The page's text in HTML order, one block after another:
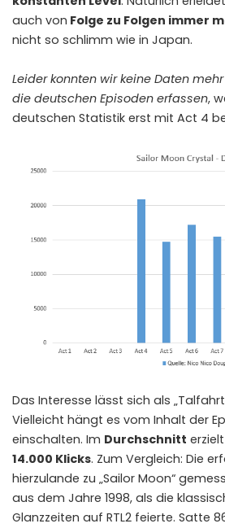
auch von Folge zu Folgen immer
nicht so schlimm wie in Japan.
Leider konnten wir keine Daten mehr
die deutschen Episoden erfassen,
deutschen Statistik erst mit Act 4
Das Interesse lässt sich als
Vielleicht hängt es vom Inhalt der
einschalten. Im Durchschnitt
14.000 Klicks. Zum Vergleich: Die
hierzulande zu „Sailor Moon“
aus dem Jahre 1998, als die
Glanzzeiten auf RTL2 feierte. Satte